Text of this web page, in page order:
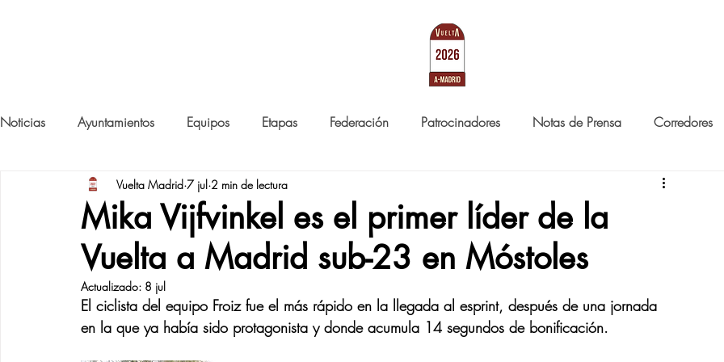
Noticias Ayuntamientos Equipos Etapas Federación Patrocinadores Notas de Prensa Corredores
Mika Vijfvinkel es el primer líder de la
Vuelta a Madrid sub-23 en Móstoles
Vuelta Madrid 7 jul 2 min de lectura
Actualizado: 8 jul
El ciclista del equipo Froiz fue el más rápido en la llegada al esprint, después de una jornada
en la que ya había sido protagonista y donde acumula 14 segundos de bonificación.